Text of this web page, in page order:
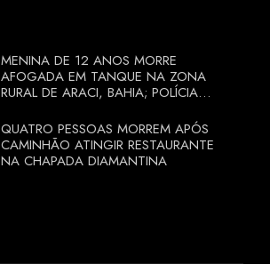
MENINA DE 12 ANOS MORRE
AFOGADA EM TANQUE NA ZONA
RURAL DE ARACI, BAHIA; POLÍCIA
QUATRO PESSOAS MORREM APÓS
CAMINHÃO ATINGIR RESTAURANTE
NA CHAPADA DIAMANTINA